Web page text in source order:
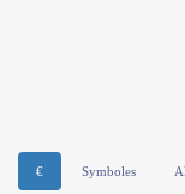
€ Symboles